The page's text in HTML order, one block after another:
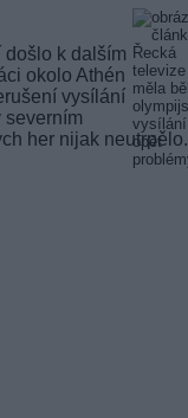
došlo k dalším
okolo Athén
vysílání
severním
her nijak neutrpělo.